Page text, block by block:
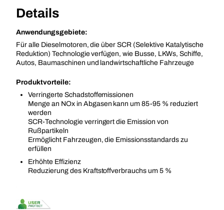
Details
Anwendungsgebiete:
Für alle Dieselmotoren, die über SCR (Selektive Katalytische
Reduktion) Technologie verfügen, wie Busse, LKWs, Schiffe,
Autos, Baumaschinen und landwirtschaftliche Fahrzeuge
Produktvorteile:
Verringerte Schadstoffemissionen
Menge an NOx in Abgasen kann um 85-95 % reduziert
werden
SCR-Technologie verringert die Emission von
Rußpartikeln
Ermöglicht Fahrzeugen, die Emissionsstandards zu
erfüllen
Erhöhte Effizienz
Reduzierung des Kraftstoffverbrauchs um 5 %